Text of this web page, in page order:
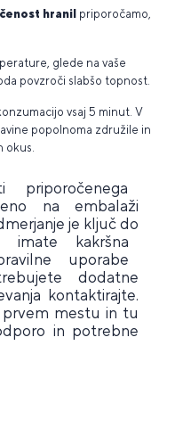
hranil priporočamo,
glede na vaše
povzroči slabšo topnost.
vsaj 5 minut. V
popolnoma združile in
okus.
priporočenega
na embalaži
je ključ do
imate kakršna
uporabe
dodatne
kontaktirajte.
prvem mestu in tu
in potrebne